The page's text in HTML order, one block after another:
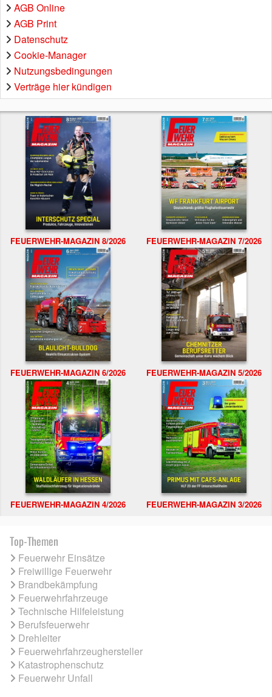
AGB Online
AGB Print
Datenschutz
Cookie-Manager
Nutzungsbedingungen
Verträge hier kündigen
FEUERWEHR-MAGAZIN 8/2026 FEUERWEHR-MAGAZIN 7/2026
FEUERWEHR-MAGAZIN 6/2026 FEUERWEHR-MAGAZIN 5/2026
FEUERWEHR-MAGAZIN 4/2026 FEUERWEHR-MAGAZIN 3/2026
Top-Themen
Feuerwehr Einsätze
Freiwillige Feuerwehr
Brandbekämpfung
Feuerwehrfahrzeuge
Technische Hilfeleistung
Berufsfeuerwehr
Drehleiter
Feuerwehrfahrzeughersteller
Katastrophenschutz
Feuerwehr Unfall